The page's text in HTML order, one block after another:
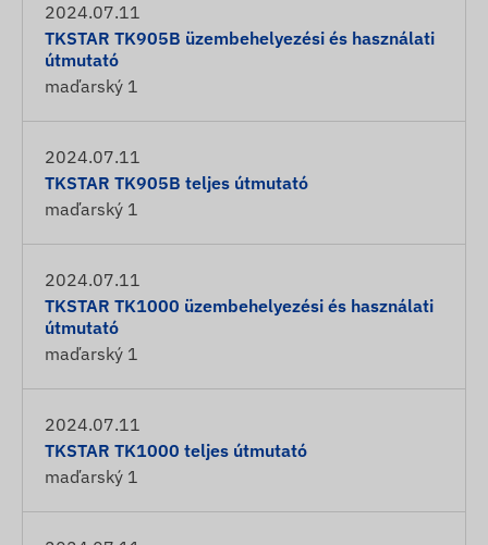
2024.07.11
TKSTAR TK905B üzembehelyezési és használati
útmutató
maďarský 1
2024.07.11
TKSTAR TK905B teljes útmutató
maďarský 1
2024.07.11
TKSTAR TK1000 üzembehelyezési és használati
útmutató
maďarský 1
2024.07.11
TKSTAR TK1000 teljes útmutató
maďarský 1